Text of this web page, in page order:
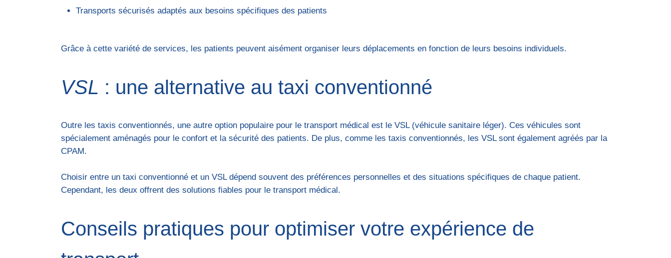
Transports sécurisés adaptés aux besoins spécifiques des patients
Grâce à cette variété de services, les patients peuvent aisément organiser leurs déplacements en fonction de leurs besoins individuels.
VSL : une alternative au taxi conventionné
Outre les taxis conventionnés, une autre option populaire pour le transport médical est le VSL (véhicule sanitaire léger). Ces véhicules sont
spécialement aménagés pour le confort et la sécurité des patients. De plus, comme les taxis conventionnés, les VSL sont également agréés par la
CPAM.
Choisir entre un taxi conventionné et un VSL dépend souvent des préférences personnelles et des situations spécifiques de chaque patient.
Cependant, les deux offrent des solutions fiables pour le transport médical.
Conseils pratiques pour optimiser votre expérience de